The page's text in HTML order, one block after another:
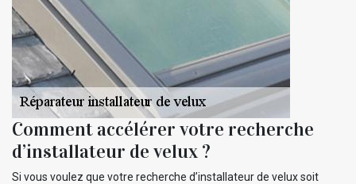
Comment accélérer votre recherche
d’installateur de velux ?
Si vous voulez que votre recherche d’installateur de velux soit